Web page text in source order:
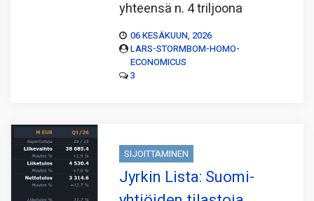
yhteensä n. 4 triljoona
06 KESÄKUUN, 2026
LARS-STORMBOM-HOMO-
ECONOMICUS
3
SIJOITTAMINEN
Jyrkin Lista: Suomi-